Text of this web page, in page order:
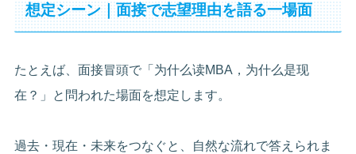
想定シーン｜面接で志望理由を語る一場面
たとえば、面接冒頭で「为什么读MBA，为什么是现
在？」と問われた場面を想定します。
過去・現在・未来をつなぐと、自然な流れで答えられま